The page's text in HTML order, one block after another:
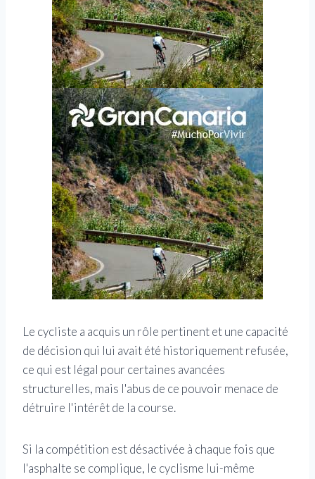
Le cycliste a acquis un rôle pertinent et une capacité
de décision qui lui avait été historiquement refusée,
ce qui est légal pour certaines avancées
structurelles, mais l'abus de ce pouvoir menace de
détruire l'intérêt de la course.
Si la compétition est désactivée à chaque fois que
l'asphalte se complique, le cyclisme lui-même